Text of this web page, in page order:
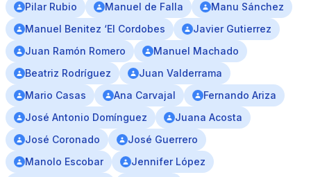
Pilar Rubio
Manuel de Falla
Manu Sánchez
Manuel Benitez ‘El Cordobes
Javier Gutierrez
Juan Ramón Romero
Manuel Machado
Beatriz Rodríguez
Juan Valderrama
Mario Casas
Ana Carvajal
Fernando Ariza
José Antonio Domínguez
Juana Acosta
José Coronado
José Guerrero
Manolo Escobar
Jennifer López